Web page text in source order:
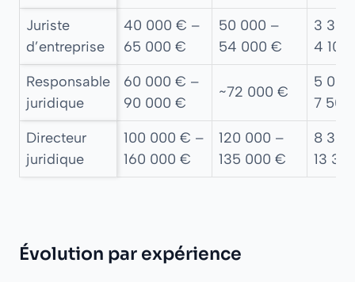
Juriste
d’entreprise
40 000 € –
65 000 €
50 000 –
54 000 €
3
4 100
Responsable
juridique
60 000 € –
90 000 €
~72 000 €
5
7
Directeur
juridique
100 000 € –
160 000 €
120 000 –
135 000 €
8
13
Évolution par expérience